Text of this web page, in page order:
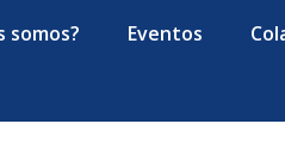
somos? Eventos